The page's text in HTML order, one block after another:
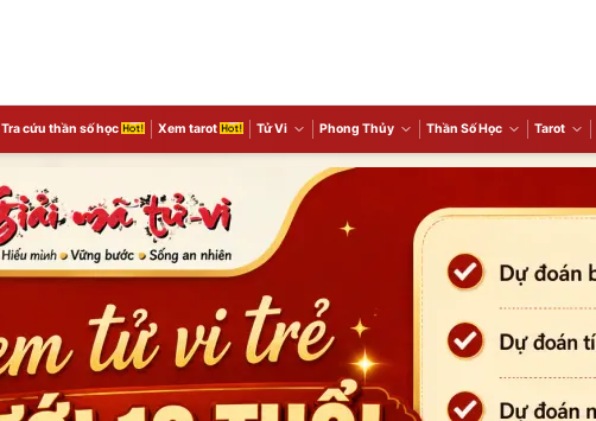
Tra cứu thần số học Xem tarot Tử Vi Phong Thủy Thần Số Học Tarot